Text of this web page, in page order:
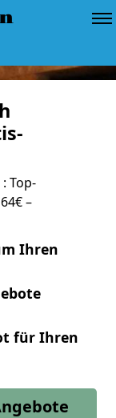
Top-
–
Ihren
für Ihren